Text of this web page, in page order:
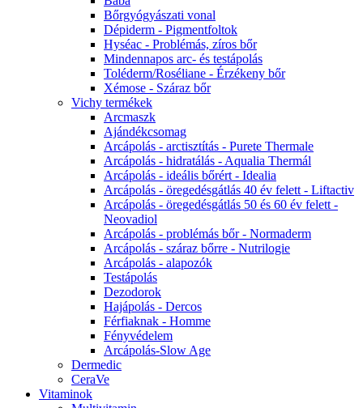
Bőrgyógyászati vonal
Dépiderm - Pigmentfoltok
Hyséac - Problémás, zíros bőr
Mindennapos arc- és testápolás
Toléderm/Roséliane - Érzékeny bőr
Xémose - Száraz bőr
Vichy termékek
Arcmaszk
Ajándékcsomag
Arcápolás - arctisztítás - Purete Thermale
Arcápolás - hidratálás - Aqualia Thermál
Arcápolás - ideális bőrért - Idealia
Arcápolás - öregedésgátlás 40 év felett - Liftactiv
Arcápolás - öregedésgátlás 50 és 60 év felett -
Neovadiol
Arcápolás - problémás bőr - Normaderm
Arcápolás - száraz bőrre - Nutrilogie
Arcápolás - alapozók
Testápolás
Dezodorok
Hajápolás - Dercos
Férfiaknak - Homme
Fényvédelem
Arcápolás-Slow Age
Dermedic
CeraVe
Vitaminok